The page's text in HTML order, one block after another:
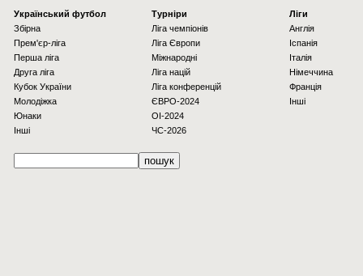
Українcький футбол
Збірна
Прем'єр-ліга
Перша ліга
Друга ліга
Кубок України
Молодіжка
Юнаки
Інші
Турніри
Ліга чемпіонів
Ліга Європи
Міжнародні
Ліга націй
Ліга конференцій
ЄВРО-2024
OI-2024
ЧС-2026
Ліги
Англія
Іспанія
Італія
Німеччина
Франція
Інші